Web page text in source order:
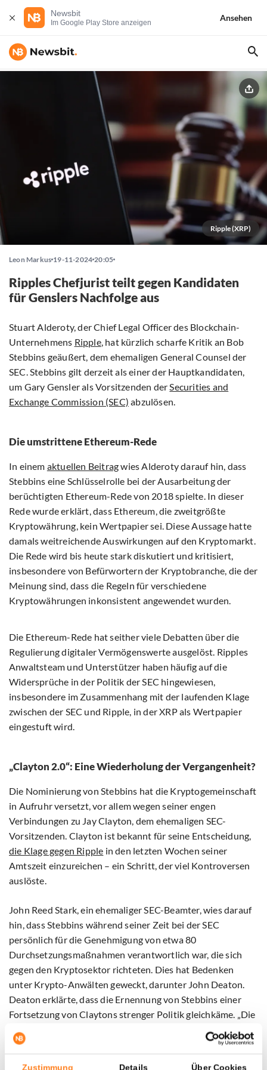
Zustimmung Details Über Cookies
Newsbit
Im Google Play Store anzeigen
Ansehen
Ripple (XRP)
Leon Markus 19-11-2024 20:05
Ripples Chefjurist teilt gegen Kandidaten
für Genslers Nachfolge aus
Stuart Alderoty, der Chief Legal Officer des Blockchain-
Unternehmens Ripple, hat kürzlich scharfe Kritik an Bob
Stebbins geäußert, dem ehemaligen General Counsel der
SEC. Stebbins gilt derzeit als einer der Hauptkandidaten,
um Gary Gensler als Vorsitzenden derSecurities and
Exchange Commission (SEC) abzulösen.
Die umstrittene Ethereum-Rede
In einem aktuellen Beitragwies Alderoty darauf hin, dass
Stebbins eine Schlüsselrolle bei der Ausarbeitung der
berüchtigten Ethereum-Rede von 2018 spielte. In dieser
Rede wurde erklärt, dass Ethereum, die zweitgrößte
Kryptowährung, kein Wertpapier sei. Diese Aussage hatte
damals weitreichende Auswirkungen auf den Kryptomarkt.
Die Rede wird bis heute stark diskutiert und kritisiert,
insbesondere von Befürwortern der Kryptobranche, die der
Meinung sind, dass die Regeln für verschiedene
Kryptowährungen inkonsistent angewendet wurden.
Die Ethereum-Rede hat seither viele Debatten über die
Regulierung digitaler Vermögenswerte ausgelöst. Ripples
Anwaltsteam und Unterstützer haben häufig auf die
Widersprüche in der Politik der SEC hingewiesen,
insbesondere im Zusammenhang mit der laufenden Klage
zwischen der SEC und Ripple, in der XRP als Wertpapier
eingestuft wird.
„Clayton 2.0“: Eine Wiederholung der Vergangenheit?
Die Nominierung von Stebbins hat die Kryptogemeinschaft
in Aufruhr versetzt, vor allem wegen seiner engen
Verbindungen zu Jay Clayton, dem ehemaligen SEC-
Vorsitzenden. Clayton ist bekannt für seine Entscheidung,
die Klage gegen Ripple in den letzten Wochen seiner
Amtszeit einzureichen – ein Schritt, der viel Kontroversen
auslöste.
John Reed Stark, ein ehemaliger SEC-Beamter, wies darauf
hin, dass Stebbins während seiner Zeit bei der SEC
persönlich für die Genehmigung von etwa 80
Durchsetzungsmaßnahmen verantwortlich war, die sich
gegen den Kryptosektor richteten. Dies hat Bedenken
unter Krypto-Anwälten geweckt, darunter John Deaton.
Deaton erklärte, dass die Ernennung von Stebbins einer
Fortsetzung von Claytons strenger Politik gleichkäme. „Die
Wahl von Bob Stebbins, insbesondere jetzt, wo Clayton die
Leitung des SDNY-Büros innehat, kommt einer